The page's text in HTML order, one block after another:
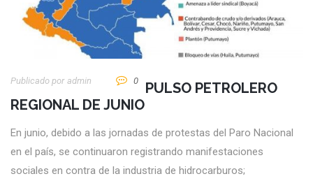
Publicado por Admin 0
PULSO PETROLERO
REGIONAL DE JUNIO
En junio, debido a las jornadas de protestas del Paro Nacional
en el país, se continuaron registrando manifestaciones
sociales en contra de la industria de hidrocarburos;